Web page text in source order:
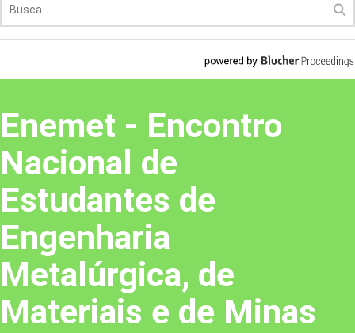
Enemet - Encontro
Nacional de
Estudantes de
Engenharia
Metalúrgica, de
Materiais e de Minas